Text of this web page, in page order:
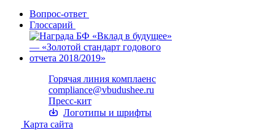
Вопрос-ответ
Глоссарий
Горячая линия комплаенс
compliance@vbudushee.ru
Пресс-кит
Логотипы и шрифты
Карта сайта